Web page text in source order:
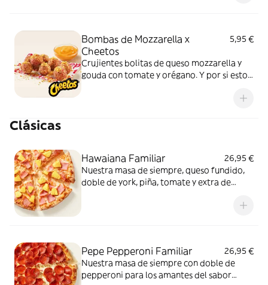
Bombas de Mozzarella x
Cheetos
5,95 €
Crujientes bolitas de queso mozzarella y
gouda con tomate y orégano. Y por si esto
de Cheetos acompañado de nuestra salsa
Clásicas
Hawaiana Familiar
26,95 €
Nuestra masa de siempre, queso fundido,
doble de york, piña, tomate y extra de
Pepe Pepperoni Familiar
26,95 €
Nuestra masa de siempre con doble de
pepperoni para los amantes del sabor